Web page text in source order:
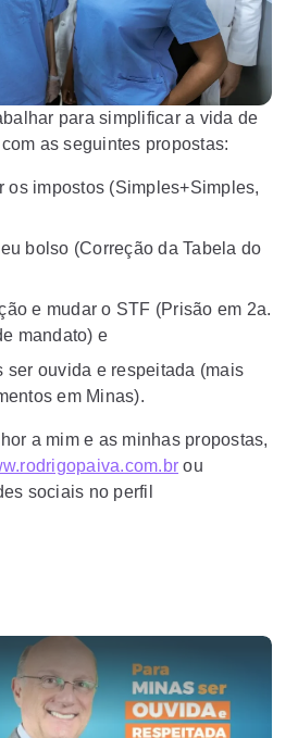
para simplificar a vida de
as seguintes propostas:
os impostos (Simples+Simples,
bolso (Correção da Tabela do
e mudar o STF (Prisão em 2a.
mandato) e
ser ouvida e respeitada (mais
em Minas).
a mim e as minhas propostas,
ou
sociais no perfil